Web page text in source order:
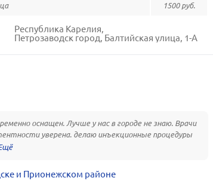
1500 руб.
Республика Карелия,
Петрозаводск город, Балтийская улица, 1-А
оснащен. Лучше у нас в городе не знаю. Врачи
уверена. делаю инъекционные процедуры
и Прионежском районе